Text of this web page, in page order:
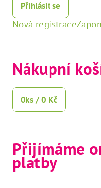
Přihlásit se
Nová registrace
Nákupní
0ks /0 Kč
Přijímáme
platby